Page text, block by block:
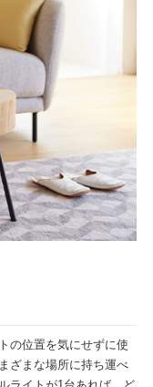
の位置を気にせずに使
ざまな場所に持ち運べ